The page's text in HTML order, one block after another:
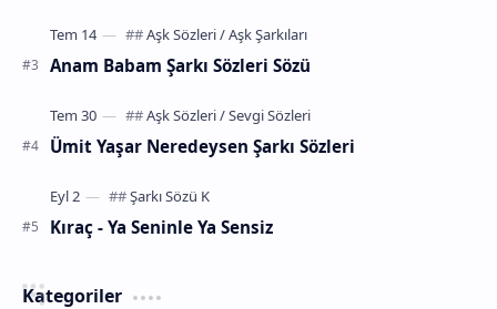
Anam Babam Şarkı Sözleri Sözü
Ümit Yaşar Neredeysen Şarkı Sözleri
Kıraç - Ya Seninle Ya Sensiz
Kategoriler